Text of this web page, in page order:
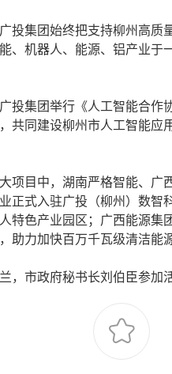
集团始终把支持柳州高质量
、机器人、能源、铝产业于
集团举行《人工智能合作
共同建设柳州市人工智能
目中，湖南严格智能、广
正式入驻广投（柳州）数
特色产业园区；广西能源
助力加快百万千瓦级清洁能
市政府秘书长刘伯臣参加活